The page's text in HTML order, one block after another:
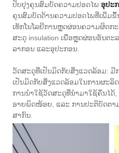
ປັບປຸງຄຸນສົມບັດຄວາມປອດໄພ:ອຸປະ
ຄຸນສົມບັດດ້ານຄວາມປອດໄພທີ່ເພີ່ມຂຶ້
ເທັກໂນໂລຍີການຫຼຸດຜ່ອນຄວາມຜິດກ
ສະດຸ insulation ເພື່ອຫຼຸດຜ່ອນອັນຕະ
ລາກອນ ແລະອຸປະກອນ.
ວັດສະດຸທີ່ເປັນມິດກັບສິ່ງແວດລ້ອມ:
ເປັນມິດກັບສິ່ງແວດລ້ອມໃນການຜະລິ
ການນຳໃຊ້ວັດສະດຸທີ່ນຳມາໃຊ້ຄືນໄ
ອາຍພິດໜ້ອຍ, ແລະ ການປະຕິບັດຕາ
ສາກົນ.